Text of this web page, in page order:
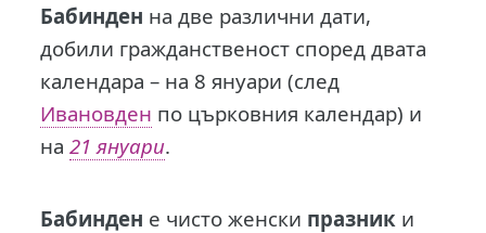
Бабинден на две различни дати,
добили гражданственост според двата
календара – на 8 януари (след
Ивановден по църковния календар) и
на21 януари.
Бабинден е чисто женски празник и